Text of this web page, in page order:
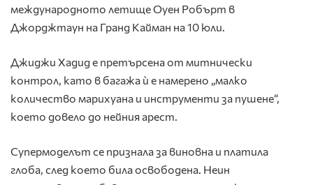
международното летище Оуен Робърт в
Джорджтаун на Гранд Кайман на 10 юли.
Джиджи Хадид е претърсена от митнически
контрол, като в багажа ѝ е намерено „малко
количество марихуана и инструменти за пушене“,
което довело до нейния арест.
Супермоделът се признала за виновна и платила
глоба, след което била освободена. Неин